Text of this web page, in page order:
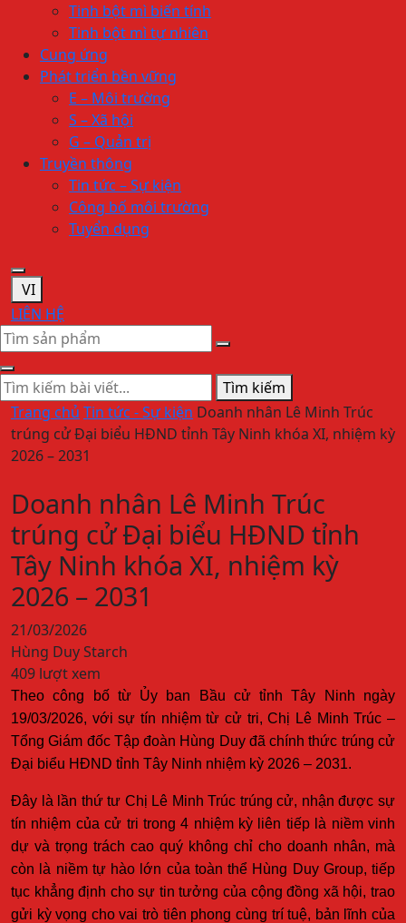
Tinh bột mì biến tính
Tinh bột mì tự nhiên
Cung ứng
Phát triển bền vững
E – Môi trường
S – Xã hội
G – Quản trị
Truyền thông
Tin tức – Sự kiện
Công bố môi trường
Tuyển dụng
VI
LIÊN HỆ
Tìm kiếm
Trang chủ Tin tức - Sự kiện Doanh nhân Lê Minh Trúc
trúng cử Đại biểu HĐND tỉnh Tây Ninh khóa XI, nhiệm kỳ
2026 – 2031
Doanh nhân Lê Minh Trúc
trúng cử Đại biểu HĐND tỉnh
Tây Ninh khóa XI, nhiệm kỳ
2026 – 2031
21/03/2026
Hùng Duy Starch
409 lượt xem
Theo công bố từ Ủy ban Bầu cử tỉnh Tây Ninh ngày
19/03/2026, với sự tín nhiệm từ cử tri, Chị Lê Minh Trúc –
Tổng Giám đốc Tập đoàn Hùng Duy đã chính thức trúng cử
Đại biểu HĐND tỉnh Tây Ninh nhiệm kỳ 2026 – 2031.
Đây là lần thứ tư Chị Lê Minh Trúc trúng cử, nhận được sự
tín nhiệm của cử tri trong 4 nhiệm kỳ liên tiếp là niềm vinh
dự và trọng trách cao quý không chỉ cho doanh nhân, mà
còn là niềm tự hào lớn của toàn thể Hùng Duy Group, tiếp
tục khẳng định cho sự tin tưởng của cộng đồng xã hội, trao
gửi kỳ vọng cho vai trò tiên phong cùng trí tuệ, bản lĩnh của